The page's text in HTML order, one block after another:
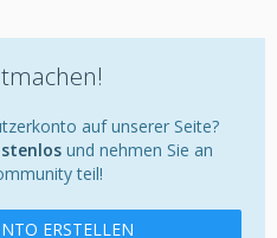
auf unserer Seite?
und nehmen Sie an
teil!
ERSTELLEN